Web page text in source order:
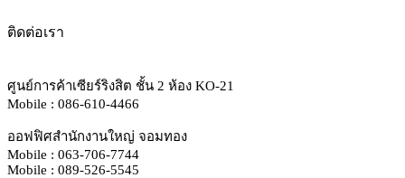
ติดต่อเรา
ศูนย์การค้าเซียร์ริงสิต ชั้น 2 ห้อง KO-21
Mobile : 086-610-4466
ออฟฟิศสำนักงานใหญ่ จอมทอง
Mobile : 063-706-7744
Mobile : 089-526-5545